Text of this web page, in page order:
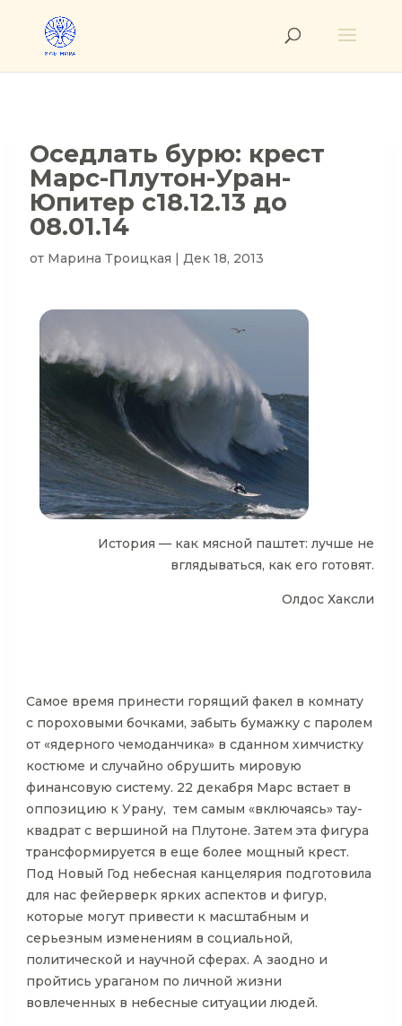
Оседлать бурю: крест
Марс-Плутон-Уран-
Юпитер с18.12.13 до
08.01.14
от Марина Троицкая | Дек 18, 2013
История — как мясной паштет: лучше не
вглядываться, как его готовят.
Олдос Хаксли
Самое время принести горящий факел в комнату
с пороховыми бочками, забыть бумажку с паролем
от «ядерного чемоданчика» в сданном химчистку
костюме и случайно обрушить мировую
финансовую систему. 22 декабря Марс встает в
оппозицию к Урану, тем самым «включаясь» тау-
квадрат с вершиной на Плутоне. Затем эта фигура
трансформируется в еще более мощный крест.
Под Новый Год небесная канцелярия подготовила
для нас фейерверк ярких аспектов и фигур,
которые могут привести к масштабным и
серьезным изменениям в социальной,
политической и научной сферах. А заодно и
пройтись ураганом по личной жизни
вовлеченных в небесные ситуации людей.